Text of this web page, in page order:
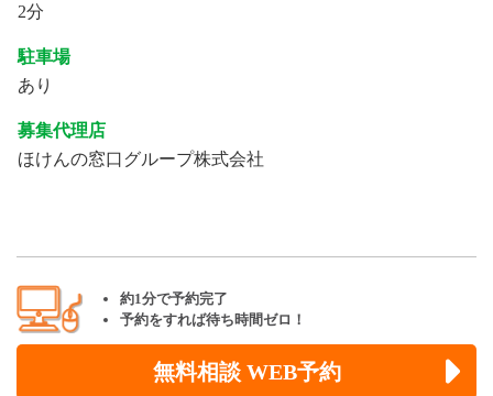
2分
駐車場
あり
募集代理店
ほけんの窓口グループ株式会社
約1分で予約完了
予約をすれば待ち時間ゼロ！
無料相談 WEB予約